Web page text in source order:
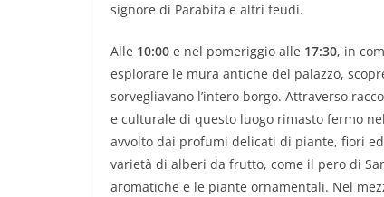
signore di Parabita e altri feudi.
Alle 10:00 e nel pomeriggio alle 17:30, in
esplorare le mura antiche del palazzo,
sorvegliavano l’intero borgo. Attraverso
e culturale di questo luogo rimasto fermo
avvolto dai profumi delicati di piante, fiori
varietà di alberi da frutto, come il pero di
aromatiche e le piante ornamentali. Nel